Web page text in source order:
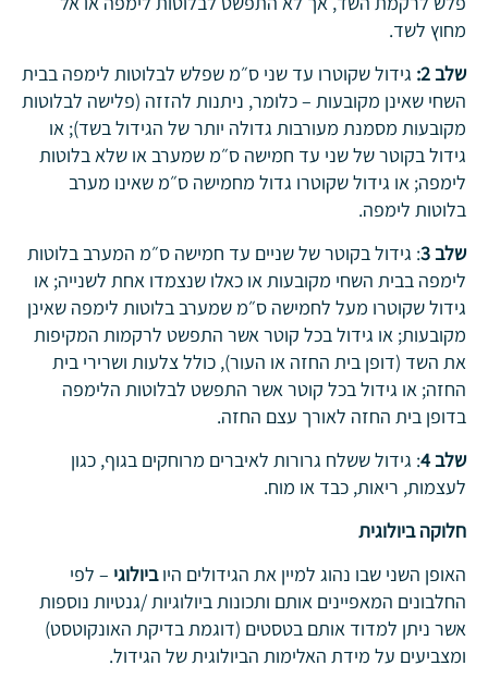
מחוץ לשד.
שלב 2:
גידול שקוטרו עד שני ס״מ שפלש לבלוטות לימפה בבית
השחי שאינן מקובעות – כלומר, ניתנות להזזה (פלישה לבלוטות
מקובעות מסמנת מעורבות גדולה יותר של הגידול בשד); או
גידול בקוטר של שני עד חמישה ס״מ שמערב או שלא בלוטות
לימפה; או גידול שקוטרו גדול מחמישה ס״מ שאינו מערב
בלוטות לימפה.
שלב 3
: גידול בקוטר של שניים עד חמישה ס״מ המערב בלוטות
לימפה בבית השחי מקובעות או כאלו שנצמדו אחת לשנייה; או
גידול שקוטרו מעל לחמישה ס״מ שמערב בלוטות לימפה שאינן
מקובעות; או גידול בכל קוטר אשר התפשט לרקמות המקיפות
את השד (דופן בית החזה או העור), כולל צלעות ושרירי בית
החזה; או גידול בכל קוטר אשר התפשט לבלוטות הלימפה
בדופן בית החזה לאורך עצם החזה.
שלב 4
: גידול ששלח גרורות לאיברים מרוחקים בגוף, כגון
לעצמות, ריאות, כבד או מוח.
חלוקה ביולוגית
האופן השני שבו נהוג למיין את הגידולים היוביולוגי – לפי
החלבונים המאפיינים אותם ותכונות ביולוגיות /גנטיות נוספות
אשר ניתן למדוד אותם בטסטים (דוגמת בדיקת האונקוטסט)
ומצביעים על מידת האלימות הביולוגית של הגידול.